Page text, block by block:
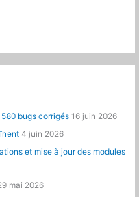
bugs corrigés 16 juin 2026
4 juin 2026
et mise à jour des modules
mai 2026